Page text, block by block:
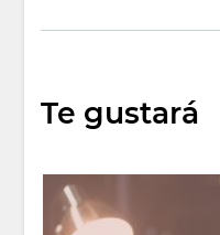
Te gustará